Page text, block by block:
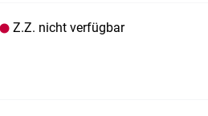
Z.Z. nicht verfügbar